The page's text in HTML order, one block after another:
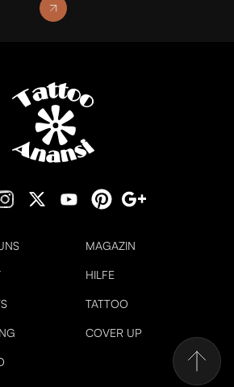
MAGAZIN
HILFE
TATTOO
COVER UP